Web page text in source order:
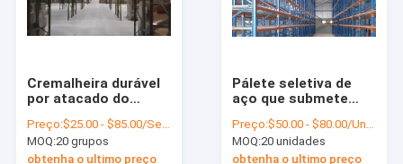
Cremalheira durável
por atacado do
armazenamento do
Multi-nível
Preço:$25.00 - $85.00/Sets
MOQ:20 grupos
obtenha o ultimo preço
Pálete seletiva de
aço que submete
armazenamento do
passo de 75mm
Preço:$50.00 - $80.00/Units
MOQ:20 unidades
obtenha o ultimo preço